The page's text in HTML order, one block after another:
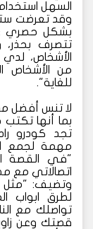
السهل
وقد تعرضت
تتصرف
الأشخاص،
من الأشخاص
للغاية".
لا تنس أفضل
بما أنها
تجد كودرو
مهمة لجمع
"في القصة
اتصالاتي مع
وتضيف: "مثل
لطرق ابواب
تواصلك مع
قصتك وعن